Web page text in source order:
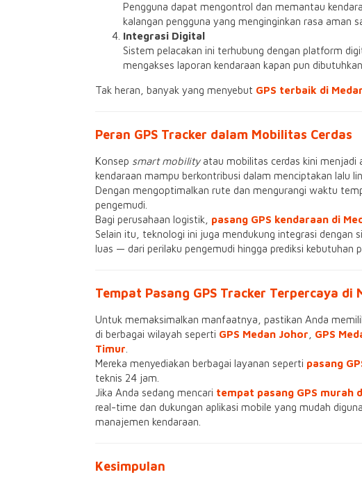
Pengguna dapat mengontrol dan memantau
kalangan pengguna yang menginginkan rasa aman
Integrasi Digital
Sistem pelacakan ini terhubung dengan platform
mengakses laporan kendaraan kapan pun dibutuhkan.
Tak heran, banyak yang menyebut GPS terbaik di
Peran GPS Tracker dalam Mobilitas Cerdas
Konsep smart mobilityatau mobilitas cerdas kini menjadi
kendaraan mampu berkontribusi dalam menciptakan lalu
Dengan mengoptimalkan rute dan mengurangi waktu
pengemudi.
Bagi perusahaan logistik, pasang GPS kendaraan di
Selain itu, teknologi ini juga mendukung integrasi dengan
luas — dari perilaku pengemudi hingga prediksi kebutuhan
Tempat Pasang GPS Tracker Terpercaya di
Untuk memaksimalkan manfaatnya, pastikan Anda
di berbagai wilayah seperti GPS Medan Johor GPS
Timur
Mereka menyediakan berbagai layanan seperti pasang
teknis 24 jam.
Jika Anda sedang mencari tempat pasang GPS murah
real-time dan dukungan aplikasi mobile yang mudah
manajemen kendaraan.
Kesimpulan